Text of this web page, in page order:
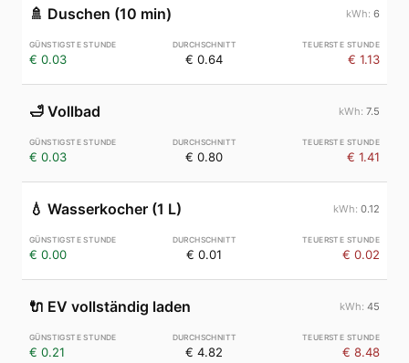
🚿 Duschen (10 min) 6
€ 0.03 € 0.64 € 1.13
🛁 Vollbad 7.5
€ 0.03 € 0.80 € 1.41
💧 Wasserkocher (1 L) 0.12
€ 0.00 € 0.01 € 0.02
🔌 EV vollständig laden 45
€ 0.21 € 4.82 € 8.48